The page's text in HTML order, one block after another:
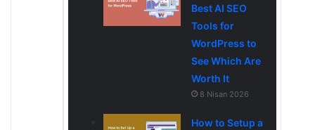
Best AI SEO
Tools for
WordPress to
See Which Are
Worth It
8 Nisan 2026
How to Setup a